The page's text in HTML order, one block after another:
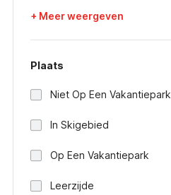
+ Meer weergeven
Plaats
Niet Op Een Vakantiepark
In Skigebied
Op Een Vakantiepark
Leerzijde